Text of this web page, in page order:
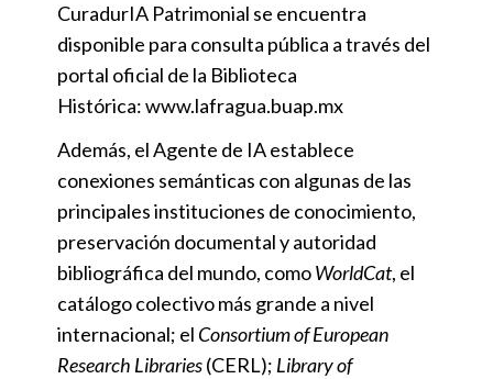
CuradurIA Patrimonial se encuentra
disponible para consulta pública a través del
portal oficial de la Biblioteca
Histórica:www.lafragua.buap.mx
Además, el Agente de IA establece
conexiones semánticas con algunas de las
principales instituciones de conocimiento,
preservación documental y autoridad
bibliográfica del mundo, comoWorldCat, el
catálogo colectivo más grande a nivel
internacional; el Consortium of European
Research Libraries(CERL); Library of